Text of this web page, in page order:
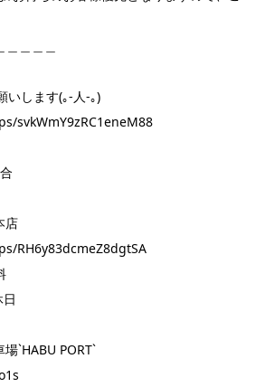
いします(｡-人-｡)
svkWmY9zRC1eneM88
店
RH6y83dcmeZ8dgtSA
`HABU PORT`